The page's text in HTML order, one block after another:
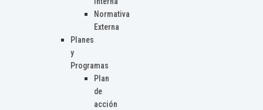
Normativa
Externa
Planes
y
Programas
Plan
de
acción